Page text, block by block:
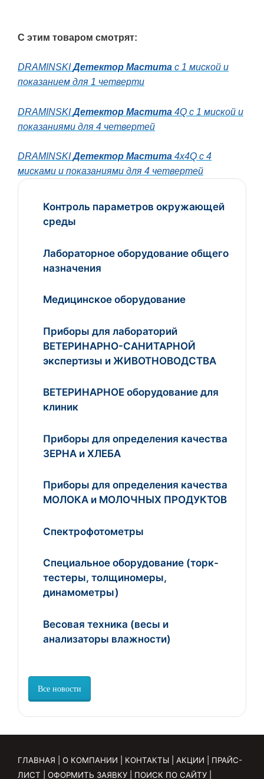
С этим товаром смотрят:
DRAMINSKIДетектор Мастита с 1 миской и
показанием для 1 четверти
DRAMINSKIДетектор Мастита 4Q с 1 миской и
показаниями для 4 четвертей
DRAMINSKIДетектор Мастита 4x4Q с 4
мисками и показаниями для 4 четвертей
Контроль параметров окружающей
среды
Лабораторное оборудование общего
назначения
Медицинское оборудование
Приборы для лабораторий
ВЕТЕРИНАРНО-САНИТАРНОЙ
экспертизы и ЖИВОТНОВОДСТВА
ВЕТЕРИНАРНОЕ оборудование для
клиник
Приборы для определения качества
ЗЕРНА и ХЛЕБА
Приборы для определения качества
МОЛОКА и МОЛОЧНЫХ ПРОДУКТОВ
Спектрофотометры
Специальное оборудование (торк-
тестеры, толщиномеры,
динамометры)
Весовая техника (весы и
анализаторы влажности)
Все новости
ГЛАВНАЯ О КОМПАНИИ КОНТАКТЫ АКЦИИ
ПРАЙС-
ЛИСТ
ОФОРМИТЬ ЗАЯВКУ ПОИСК ПО САЙТУ